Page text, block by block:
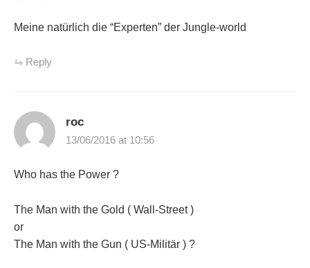
Meine natürlich die “Experten” der Jungle-world
Reply
roc
13/06/2016 at 10:56
Who has the Power ?
The Man with the Gold ( Wall-Street )
or
The Man with the Gun ( US-Militär ) ?